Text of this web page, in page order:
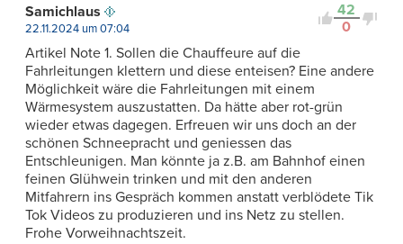
42
0
Samichlaus
22.11.2024 um 07:04
Artikel Note 1. Sollen die Chauffeure auf die
Fahrleitungen klettern und diese enteisen? Eine andere
Möglichkeit wäre die Fahrleitungen mit einem
Wärmesystem auszustatten. Da hätte aber rot-grün
wieder etwas dagegen. Erfreuen wir uns doch an der
schönen Schneepracht und geniessen das
Entschleunigen. Man könnte ja z.B. am Bahnhof einen
feinen Glühwein trinken und mit den anderen
Mitfahrern ins Gespräch kommen anstatt verblödete Tik
Tok Videos zu produzieren und ins Netz zu stellen.
Frohe Vorweihnachtszeit.